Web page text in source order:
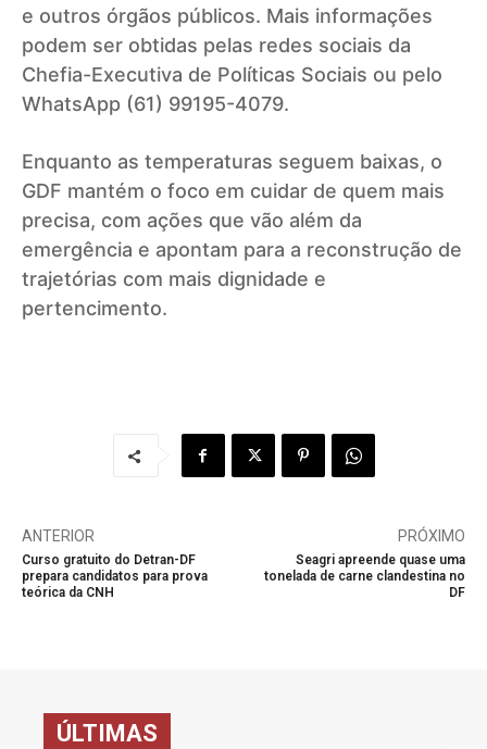
e outros órgãos públicos. Mais informações
podem ser obtidas pelas redes sociais da
Chefia-Executiva de Políticas Sociais ou pelo
WhatsApp (61) 99195-4079.
Enquanto as temperaturas seguem baixas, o
GDF mantém o foco em cuidar de quem mais
precisa, com ações que vão além da
emergência e apontam para a reconstrução de
trajetórias com mais dignidade e
pertencimento.
ANTERIOR
Curso gratuito do Detran-DF
prepara candidatos para prova
teórica da CNH
PRÓXIMO
Seagri apreende quase uma
tonelada de carne clandestina no
DF
ÚLTIMAS